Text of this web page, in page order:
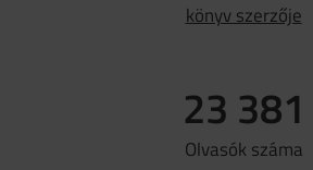
könyv szerzője
23 381
Olvasók száma